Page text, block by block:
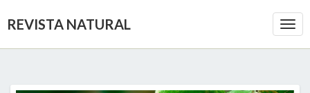
REVISTA NATURAL